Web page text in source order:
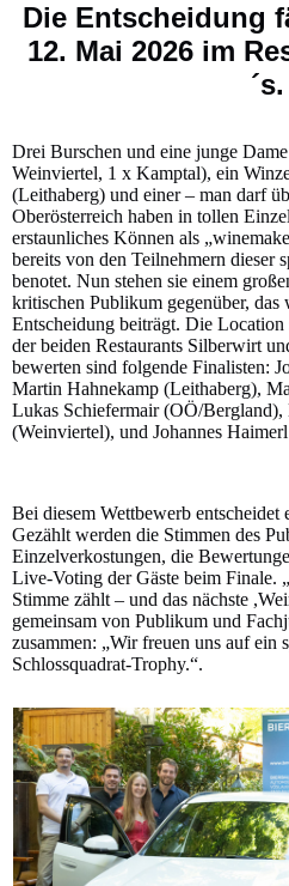
Die Entscheidung
12. Mai 2026 im
´s.
Drei Burschen und eine junge
Weinviertel, 1 x Kamptal), ein
(Leithaberg) und einer – man darf
Oberösterreich haben in tollen
erstaunliches Können als
bereits von den Teilnehmern dieser
benotet. Nun stehen sie einem
kritischen Publikum gegenüber, das
Entscheidung beiträgt. Die
der beiden Restaurants Silberwirt
bewerten sind folgende Finalisten:
Martin Hahnekamp (Leithaberg),
Lukas Schiefermair (OÖ/Bergland),
(Weinviertel), und Johannes
Bei diesem Wettbewerb
Gezählt werden die Stimmen des
Einzelverkostungen, die
Live-Voting der Gäste beim Finale.
Stimme zählt – und das nächste
gemeinsam von Publikum und
zusammen: „Wir freuen uns auf ein
Schlossquadrat-Trophy.“.